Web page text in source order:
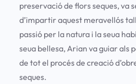
preservació de flors seques, va
d’impartir aquest meravellós
passió per la natura i la seua
seua bellesa, Arian va guiar als
de tot el procés de creació
seques.